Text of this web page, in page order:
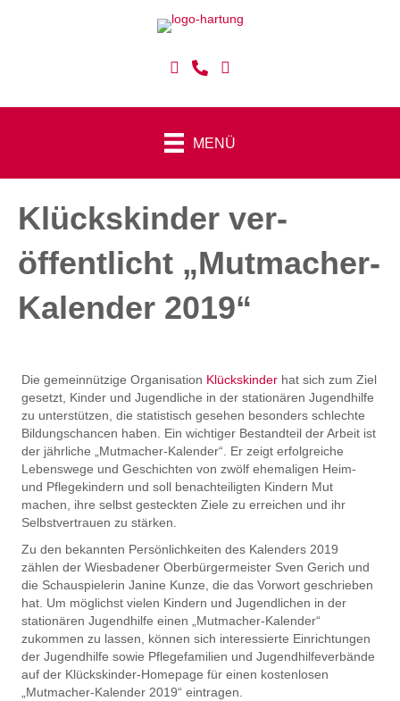
MENÜ
Klücks­kinder ver­
öffentlicht „Mutmacher-
Kalender 2019“
Die gemeinnützige Organisation Klückskinder hat sich zum Ziel
gesetzt, Kinder und Jugendliche in der stationären Jugendhilfe
zu unterstützen, die statistisch gesehen besonders schlechte
Bildungschancen haben. Ein wichtiger Bestandteil der Arbeit ist
der jährliche „Mutmacher-Kalender“. Er zeigt erfolgreiche
Lebenswege und Geschichten von zwölf ehemaligen Heim-
und Pflegekindern und soll benachteiligten Kindern Mut
machen, ihre selbst gesteckten Ziele zu erreichen und ihr
Selbstvertrauen zu stärken.
Zu den bekannten Persönlichkeiten des Kalenders 2019
zählen der Wiesbadener Oberbürgermeister Sven Gerich und
die Schauspielerin Janine Kunze, die das Vorwort geschrieben
hat. Um möglichst vielen Kindern und Jugendlichen in der
stationären Jugendhilfe einen „Mutmacher-Kalender“
zukommen zu lassen, können sich interessierte Einrichtungen
der Jugendhilfe sowie Pflegefamilien und Jugendhilfeverbände
auf der Klückskinder-Homepage für einen kostenlosen
„Mutmacher-Kalender 2019“ eintragen.